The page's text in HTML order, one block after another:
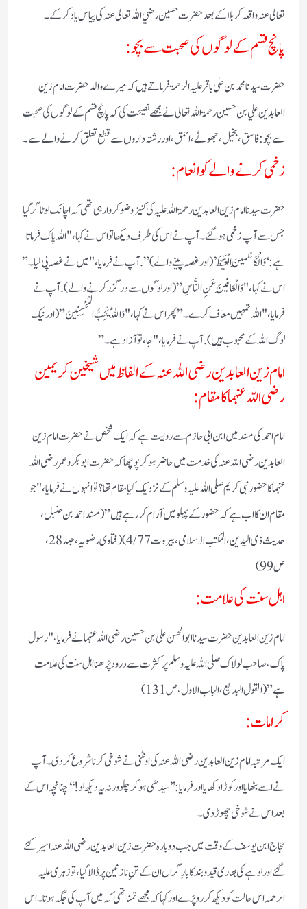
تعالی عنہ واقعہ کربلا کے بعد حضرت حسین رضي اللہ تعالی عنہ کی پیاس یاد کرکے۔
پانچ قسم کے لوگوں کی صحبت سے بچو:
حضرت سیدنا محمد بن علی باقر علیہ الرحمۃ فرماتے ہیں کہ میرے والد حضرت امام زین
العابدین علي بن حسین رحمۃ اللہ تعالی نے مجھے نصیحت کی کہ پانچ قسم کے لوگوں کی صحبت
سے بچو: فاسق، بخیل، جھوٹے، احمق، اور رشتہ داروں سے قطع تعلق کرنے والے سے۔
زخمی کرنے والے کو انعام:
حضرت سیدنا امام زین العابدین رحمۃ اللہ علیہ کی کنیز وضو کروا رہی تھی کہ اچانک لوٹا گرگیا
جس سے آپ زخمی ہوگئے۔ آپ نے اس کی طرف دیکھا تو اس نے کہا، "اللہ پاک فرماتا
ہے: ‘وَالْكَاظِمِينَ الْغَيْظَ’ (اور غصہ پینے والے)”. آپ نے فرمایا، "میں نے غصہ پی لیا۔”
اس نے کہا، "وَالْعَافِينَ عَنِ النَّاسِ” (اور لوگوں سے درگزر کرنے والے). آپ نے
فرمایا، "اللہ تمہیں معاف کرے۔” پھر اس نے کہا، "وَاللّهُ يُحِبُّ الْمُحْسِنِينَ” (اور نیک
لوگ اللہ کے محبوب ہیں). آپ نے فرمایا، "جا، تو آزاد ہے۔”
امام زین العابدین رضی اللہ عنہ کے الفاظ میں شیخین کریمین
رضی اللہ عنہما کا مقام:
امام احمد کی مسند میں ابن ابی حازم سے روایت ہے کہ ایک شخص نے حضرت امام زین
العابدین رضی اللہ عنہ کی خدمت میں حاضر ہو کر پوچھا کہ حضرت ابو بکر و عمر رضی اللہ
عنہما کا حضور نبی کریم صلی اللہ علیہ وسلم کے نزدیک کیا مقام تھا؟ تو انہوں نے فرمایا، "جو
مقام ان کا اب ہے کہ حضور کے پہلو میں آرام کر رہے ہیں” (مسند احمد بن حنبل،
حدیث ذی الیدین، المکتب الاسلامی، بیروت 4/77) (فتاوی رضویہ، جلد 28،
ص 99)
اہل سنت کی علامت:
امام زین العابدین حضرت سیدنا ابوالحسن علی بن حسین رضی اللہ عنہما نے فرمایا، "رسول
پاک، صاحب لولاک صلی اللہ علیہ وسلم پر کثرت سے درود پڑھنا اہل سنت کی علامت
ہے” (القول البدیع، الباب الاول، ص 131)
کرامات:
ایک مرتبہ امام زین العابدین رضی اللہ عنہ کی اونٹنی نے شوخی کرنا شروع کر دی۔ آپ
نے اسے بٹھایا اور کوڑا دکھایا اور فرمایا: ’’سیدھی ہو کر چلو ورنہ یہ دیکھ لو!‘‘ چنانچہ اس کے
بعد اس نے شوخی چھوڑ دی۔
حجاج ابن یوسف کے وقت میں جب دوبارہ حضرت زین العابدین رضی اللہ عنہ اسیر کئے
گئے اور لوہے کی بھاری قید و بند کا بارِ گراں ان کے تنِ نازنین پر ڈالا گیا، تو زہری علیہ
الرحمہ اس حالت کو دیکھ کر روپڑے اور کہا کہ مجھے تمنا تھی کہ میں آپ کی جگہ ہوتا۔ اس